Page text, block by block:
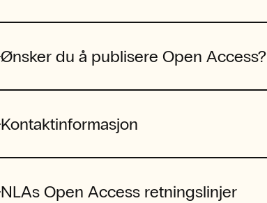
Ønsker du å publisere Open Access?
Kontaktinformasjon
NLAs Open Access retningslinjer